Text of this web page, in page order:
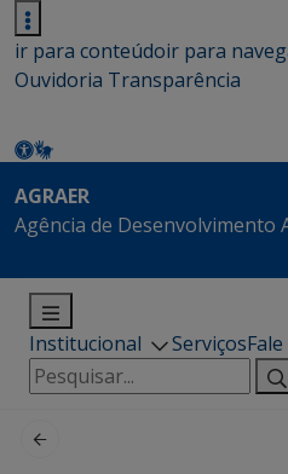
ir para conteúdoir para
Ouvidoria Transparência
AGRAER
Agência de Desenvolvimento
Institucional Serviços
Pesquisar
por: